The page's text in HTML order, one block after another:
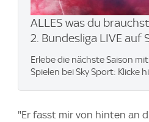
ALLES was du
2. Bundesliga LIVE auf
Erlebe die nächste Saison
Spielen bei Sky Sport: Klicke
"Er fasst mir von hinten an